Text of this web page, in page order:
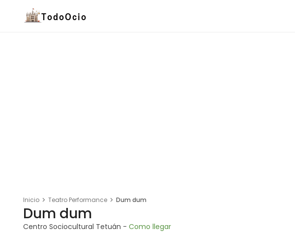
Inicio Teatro Performance Dum dum
Dum dum
Centro Sociocultural Tetuán - Como llegar